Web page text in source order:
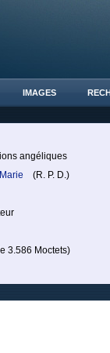
IMAGES
angéliques
(R. P. D.)
3.586 Moctets)